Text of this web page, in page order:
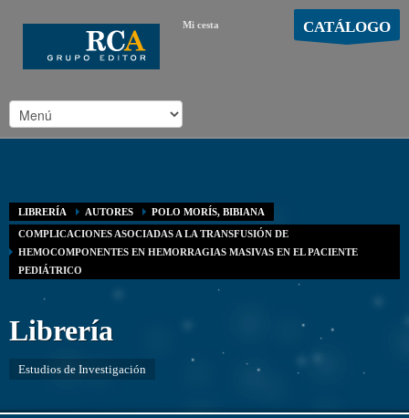
Mi cesta CATÁLOGO
LIBRERÍA AUTORES
POLO MORÍS, BIBIANA
COMPLICACIONES ASOCIADAS A LA TRANSFUSIÓN DE
HEMOCOMPONENTES EN HEMORRAGIAS MASIVAS EN EL PACIENTE
PEDIÁTRICO
Librería
Estudios de Investigación